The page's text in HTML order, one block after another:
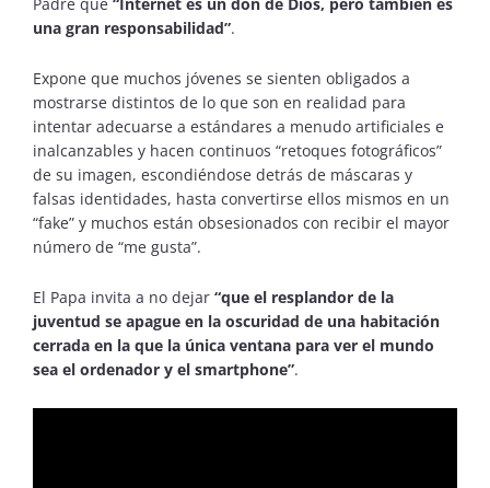
una gran responsabilidad”.
Expone que muchos jóvenes se sienten obligados a
mostrarse distintos de lo que son en realidad para
intentar adecuarse a estándares a menudo artificiales e
inalcanzables y hacen continuos “retoques fotográficos”
de su imagen, escondiéndose detrás de máscaras y
falsas identidades, hasta convertirse ellos mismos en un
“fake” y muchos están obsesionados con recibir el mayor
número de “me gusta”.
El Papa invita a no dejar “que el resplandor de la
juventud se apague en la oscuridad de una habitación
cerrada en la que la única ventana para ver el mundo
sea el ordenador y el smartphone”.